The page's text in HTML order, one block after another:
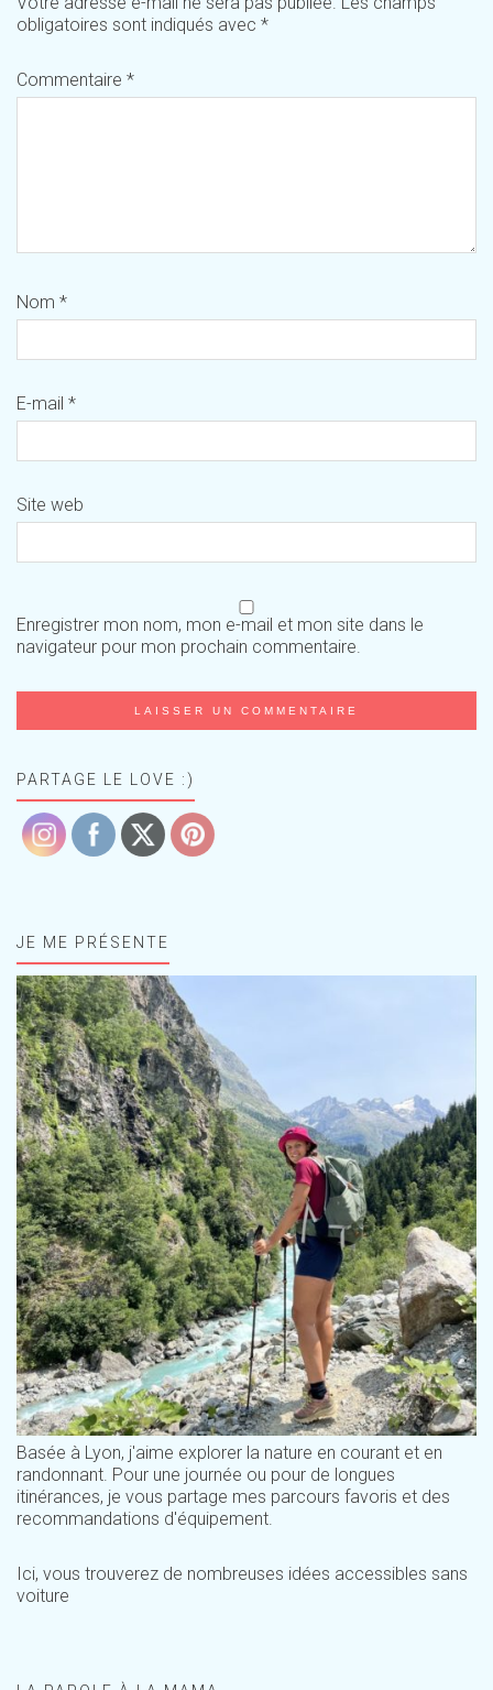
obligatoires sont indiqués avec *
Commentaire *
Nom *
E-mail *
Site web
Enregistrer mon nom, mon e-mail et mon site dans le
navigateur pour mon prochain commentaire.
PARTAGE LE LOVE :)
JE ME PRÉSENTE
Basée à Lyon, j'aime explorer la nature en courant et en
randonnant. Pour une journée ou pour de longues
itinérances, je vous partage mes parcours favoris et des
recommandations d'équipement.
Ici, vous trouverez de nombreuses idées accessibles sans
voiture